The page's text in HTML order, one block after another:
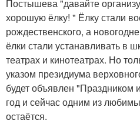
Постышева "давайте
хорошую ёлку! " Ёлку стали
рождественского, а
ёлки стали устанавливать в
театрах и кинотеатрах. Но
указом президиума
будет объявлен
год и сейчас одним из
остаётся.